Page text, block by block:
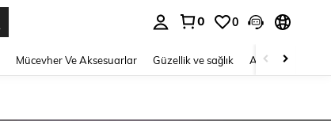
0 0
Mücevher Ve Aksesuarlar Güzellik ve sağlık Ayakkabı